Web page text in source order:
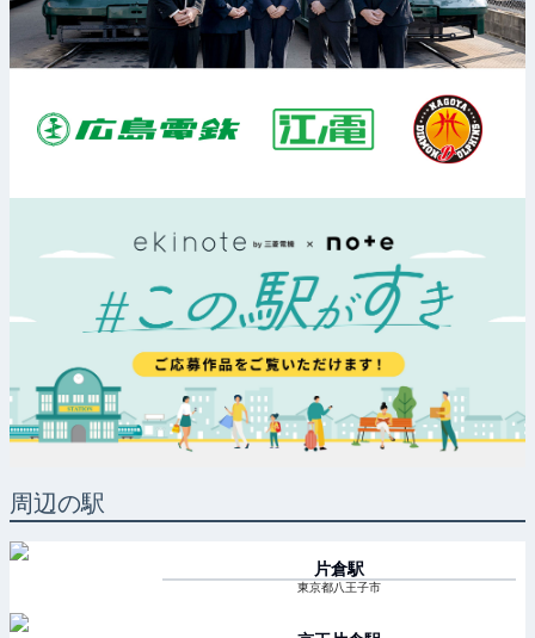
周辺の駅
片倉駅
東京都八王子市